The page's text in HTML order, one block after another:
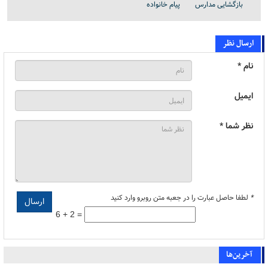
بازگشایی مدارس پیام خانواده
ارسال نظر
نام *
ایمیل
نظر شما *
* لطفا حاصل عبارت را در جعبه متن روبرو وارد کنید
6 + 2 =
آخرین‌ها